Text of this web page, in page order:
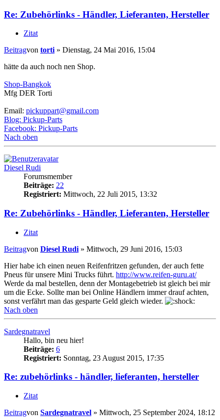
Re: Zubehörlinks - Händler, Lieferanten, Hersteller
Zitat
Beitragvon torti » Dienstag, 24 Mai 2016, 15:04
hätte da auch noch nen Shop.
Shop-Bangkok
Mfg DER Torti
Email: pickuppart@gmail.com
Blog: Pickup-Parts
Facebook: Pickup-Parts
Nach oben
Diesel Rudi
Forumsmember
Beiträge: 22
Registriert: Mittwoch, 22 Juli 2015, 13:32
Re: Zubehörlinks - Händler, Lieferanten, Hersteller
Zitat
Beitragvon Diesel Rudi » Mittwoch, 29 Juni 2016, 15:03
Hier habe ich einen neuen Reifenfritzen gefunden, der auch fette
Pneus für unsere Mini Trucks führt. http://www.reifen-guru.at/
Werde da mal bestellen, denn der Montagebetrieb ist gleich bei mir
um die Ecke. Sollte man bei Online Händlern immer drauf achten,
sonst verfährt man das gesparte Geld gleich wieder.
Nach oben
Sardegnatravel
Hallo, bin neu hier!
Beiträge: 6
Registriert: Sonntag, 23 August 2015, 17:35
Re: zubehörlinks - händler, lieferanten, hersteller
Zitat
Beitragvon Sardegnatravel » Mittwoch, 25 September 2024, 18:12